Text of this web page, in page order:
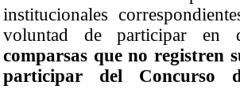
institucionales
voluntad de participar en
comparsas que no registren
participar del Concurso